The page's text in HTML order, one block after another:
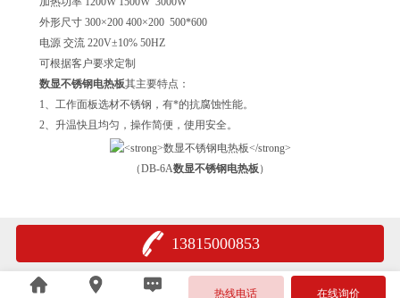
外形尺寸 300×200 400×200 500*600
电源 交流 220V±10% 50HZ
可根据客户要求定制
数显不锈钢电热板其主要特点：
1、工作面板选材不锈钢，有*的抗腐蚀性能。
2、升温快且均匀，操作简便，使用安全。
（DB-6A数显不锈钢电热板）
13815000853
热线电话 在线询价